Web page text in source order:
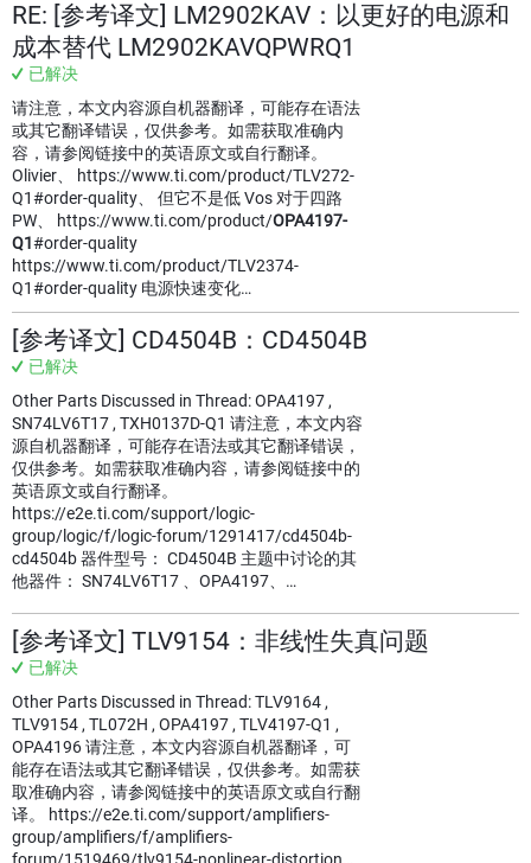
RE: [参考译文] LM2902KAV：以更好的电源和
成本替代 LM2902KAVQPWRQ1
已解决
请注意，本文内容源自机器翻译，可能存在语法
或其它翻译错误，仅供参考。如需获取准确内
容，请参阅链接中的英语原文或自行翻译。
Olivier、 https://www.ti.com/product/TLV272-
Q1#order-quality、 但它不是低 Vos 对于四路
PW、 https://www.ti.com/product/OPA4197-
Q1#order-quality
https://www.ti.com/product/TLV2374-
Q1#order-quality 电源快速变化…
[参考译文] CD4504B：CD4504B
已解决
Other Parts Discussed in Thread: OPA4197 ,
SN74LV6T17 , TXH0137D-Q1 请注意，本文内容
源自机器翻译，可能存在语法或其它翻译错误，
仅供参考。如需获取准确内容，请参阅链接中的
英语原文或自行翻译。
https://e2e.ti.com/support/logic-
group/logic/f/logic-forum/1291417/cd4504b-
cd4504b 器件型号： CD4504B 主题中讨论的其
他器件： SN74LV6T17 、OPA4197、…
[参考译文] TLV9154：非线性失真问题
已解决
Other Parts Discussed in Thread: TLV9164 ,
TLV9154 , TL072H , OPA4197 , TLV4197-Q1 ,
OPA4196 请注意，本文内容源自机器翻译，可
能存在语法或其它翻译错误，仅供参考。如需获
取准确内容，请参阅链接中的英语原文或自行翻
译。 https://e2e.ti.com/support/amplifiers-
group/amplifiers/f/amplifiers-